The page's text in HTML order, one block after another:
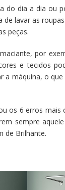
do dia a dia ou
lavar as
peças.
por
e tecidos
a máquina, o
os 6 erros
sempre
de Brilhante.